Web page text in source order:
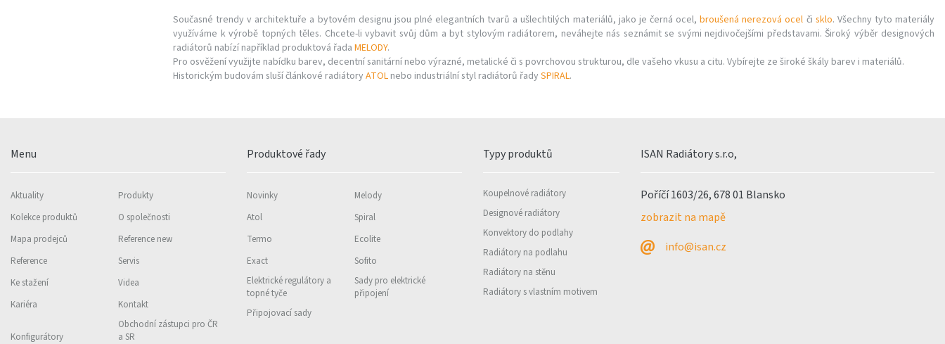
Současné trendy v architektuře a bytovém designu jsou plné elegantních tvarů a ušlechtilých materiálů, jako je černá ocel,broušená nerezová ocel či sklo. Všechny tyto materiály
využíváme k výrobě topných těles. Chcete-li vybavit svůj dům a byt stylovým radiátorem, neváhejte nás seznámit se svými nejdivočejšími představami. Široký výběr designových
radiátorů nabízí například produktová řada MELODY.
Pro osvěžení využijte nabídku barev, decentní sanitární nebo výrazné, metalické či s povrchovou strukturou, dle vašeho vkusu a citu. Vybírejte ze široké škály barev i materiálů.
Historickým budovám sluší článkové radiátory ATOL nebo industriální styl radiátorů řady SPIRAL.
Menu
Aktuality
Produkty
Kolekce produktů
O společnosti
Mapa prodejců
Reference new
Reference
Servis
Ke stažení
Videa
Kariéra
Kontakt
Konfigurátory
Obchodní zástupci pro ČR
a SR
Produktové řady
Novinky
Melody
Atol
Spiral
Termo
Ecolite
Exact
Sofito
Elektrické regulátory a
topné tyče
Sady pro elektrické
připojení
Připojovací sady
Typy produktů
Koupelnové radiátory
Designové radiátory
Konvektory do podlahy
Radiátory na podlahu
Radiátory na stěnu
Radiátory s vlastním motivem
ISAN Radiátory s.r.o,
Poříčí 1603/26, 678 01 Blansko
zobrazit na mapě
info@isan.cz